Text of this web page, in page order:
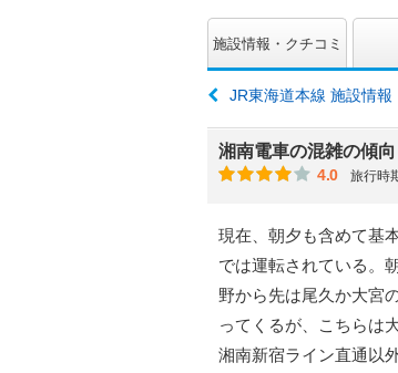
施設情報・クチコミ
JR東海道本線 施設情報
湘南電車の混雑の傾向
4.0 旅行時
現在、朝夕も含めて基
では運転されている。
野から先は尾久か大宮
ってくるが、こちらは
湘南新宿ライン直通以